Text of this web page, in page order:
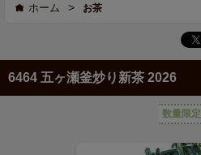
ホーム > お茶
6464 五ヶ瀬釜炒り新茶 2026
数量限定